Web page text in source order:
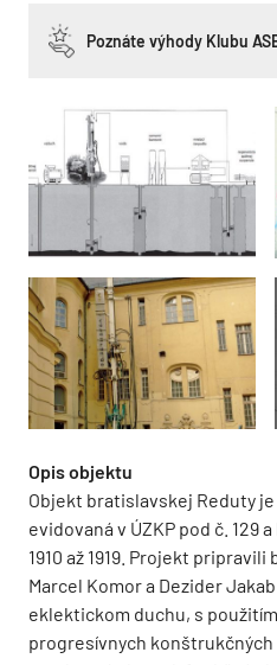
Poznáte výhody Klubu
Opis objektu
Objekt bratislavskej Reduty
evidovaná v ÚZKP pod č. 129
1910 až 1919. Projekt
Marcel Komor a Dezider
eklektickom duchu, s
progresívnych konštrukčných